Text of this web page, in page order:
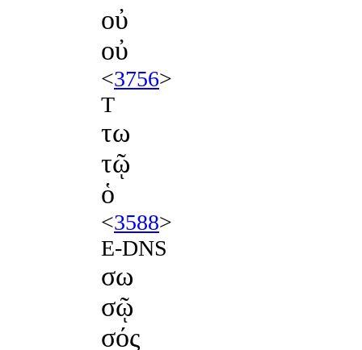
οὐ
οὐ
<3756>
T
τω
τῷ
ὁ
<3588>
E-DNS
σω
σῷ
σός